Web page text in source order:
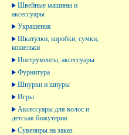
Швейные машины и
аксессуары
Украшения
Шкатулки, коробки, сумки,
кошельки
Инструменты, аксессуары
Фурнитура
Шнурки и шнуры
Игры
Аксессуары для волос и
детская бижутерия
Сувениры на заказ